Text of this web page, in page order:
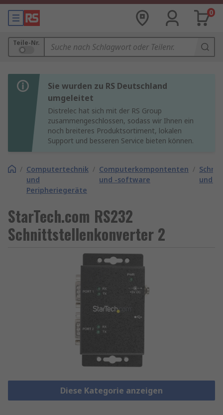
0
Teile-Nr.
Sie wurden zu RS Deutschland
umgeleitet
Distrelec hat sich mit der RS Group
zusammengeschlossen, sodass wir Ihnen ein
noch breiteres Produktsortiment, lokalen
Support und besseren Service bieten können.
/ Computertechnik
und
Peripheriegeräte
/ Computerkompontenten
und -software
/
und -
StarTech.com RS232
Schnittstellenkonverter 2
Diese Kategorie anzeigen